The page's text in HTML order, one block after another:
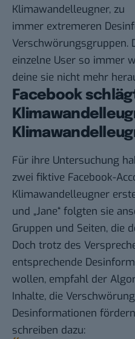
Klimawandelleugner, zu
immer extremeren
Verschwörungsgruppen.
einzelne User so immer
deine sie nicht mehr
Facebook
Für ihre Untersuchung
zwei fiktive Facebook-
Klimawandelleugner
und „Jane“ folgten sie
Gruppen und Seiten, die
Doch trotz des
entsprechende
wollen, empfahl der
Inhalte, die
Desinformationen
schreiben dazu: